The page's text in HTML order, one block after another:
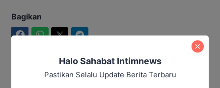
Bagikan
Halo Sahabat Intimnews
Pastikan Selalu Update Berita Terbaru